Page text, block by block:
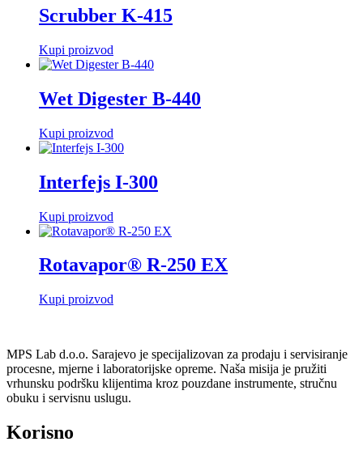
Scrubber K-415
Kupi proizvod
Wet Digester B-440
Kupi proizvod
Interfejs I-300
Kupi proizvod
Rotavapor® R-250 EX
Kupi proizvod
MPS Lab d.o.o. Sarajevo je specijalizovan za prodaju i servisiranje
procesne, mjerne i laboratorijske opreme. Naša misija je pružiti
vrhunsku podršku klijentima kroz pouzdane instrumente, stručnu
obuku i servisnu uslugu.
Korisno